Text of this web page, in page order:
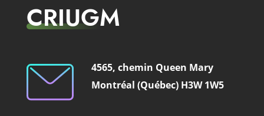
CRIUGM
4565, chemin Queen Mary
Montréal (Québec) H3W 1W5